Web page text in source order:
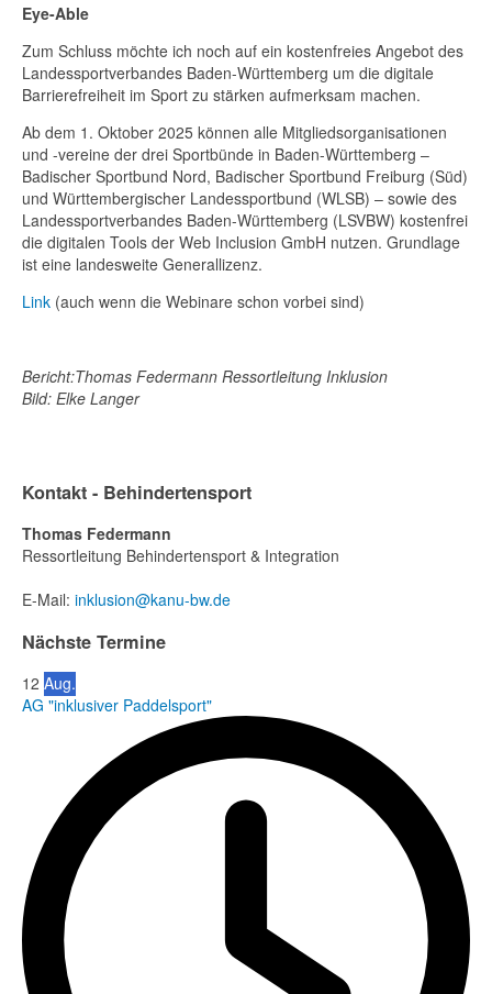
Eye-Able
Zum Schluss möchte ich noch auf ein kostenfreies Angebot des
Landessportverbandes Baden-Württemberg um die digitale
Barrierefreiheit im Sport zu stärken aufmerksam machen.
Ab dem 1. Oktober 2025 können alle Mitgliedsorganisationen
und -vereine der drei Sportbünde in Baden-Württemberg –
Badischer Sportbund Nord, Badischer Sportbund Freiburg (Süd)
und Württembergischer Landessportbund (WLSB) – sowie des
Landessportverbandes Baden-Württemberg (LSVBW) kostenfrei
die digitalen Tools der Web Inclusion GmbH nutzen. Grundlage
ist eine landesweite Generallizenz.
Link (auch wenn die Webinare schon vorbei sind)
Bericht:Thomas Federmann Ressortleitung Inklusion
Bild: Elke Langer
Kontakt - Behindertensport
Thomas Federmann
Ressortleitung Behindertensport & Integration
E-Mail: inklusion@kanu-bw.de
Nächste Termine
12 Aug.
AG "inklusiver Paddelsport"